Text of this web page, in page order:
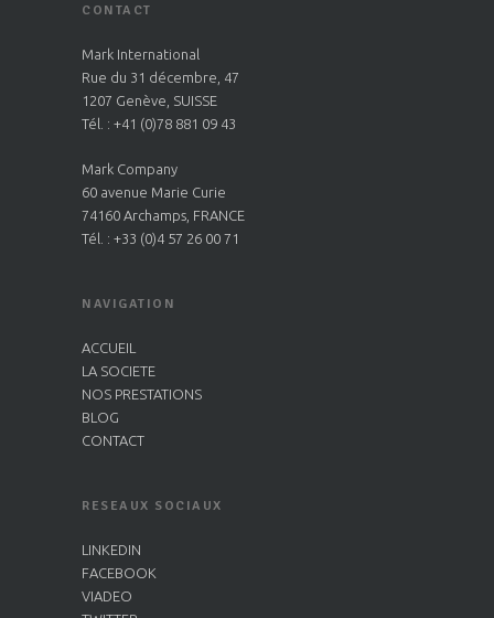
CONTACT
Mark International
Rue du 31 décembre, 47
1207 Genève, SUISSE
Tél. : +41 (0)78 881 09 43
Mark Company
60 avenue Marie Curie
74160 Archamps, FRANCE
Tél. : +33 (0)4 57 26 00 71
NAVIGATION
ACCUEIL
LA SOCIETE
NOS PRESTATIONS
BLOG
CONTACT
RESEAUX SOCIAUX
LINKEDIN
FACEBOOK
VIADEO